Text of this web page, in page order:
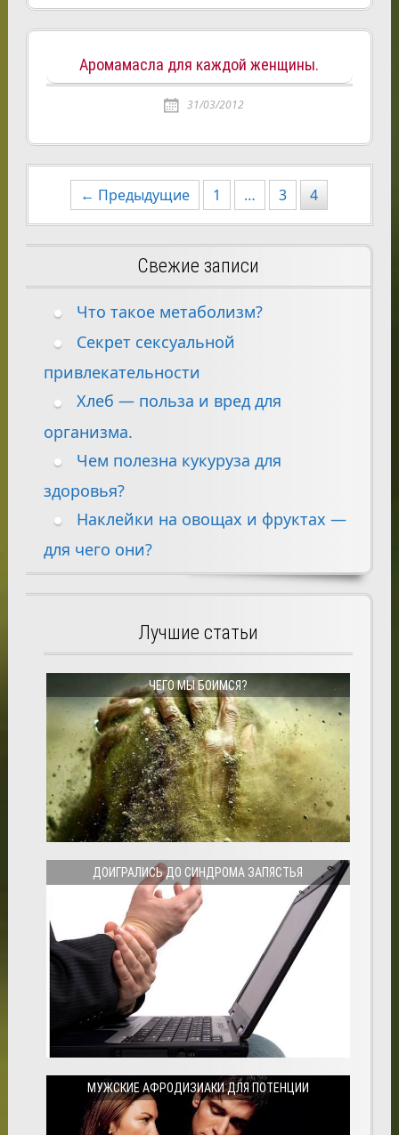
Аромамасла для каждой женщины.
31/03/2012
Навигация
записям
← Предыдущие 1 … 3 4
Свежие записи
Что такое метаболизм?
Секрет сексуальной
привлекательности
Хлеб — польза и вред для
организма.
Чем полезна кукуруза для
здоровья?
Наклейки на овощах и фруктах —
для чего они?
Лучшие статьи
ЧЕГО МЫ БОИМСЯ?
ДОИГРАЛИСЬ ДО СИНДРОМА ЗАПЯСТЬЯ
МУЖСКИЕ АФРОДИЗИАКИ ДЛЯ ПОТЕНЦИИ